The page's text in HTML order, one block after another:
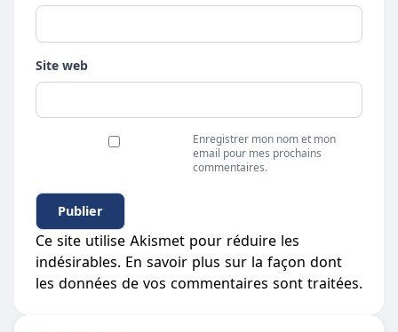
Site web
Enregistrer mon nom et mon
email pour mes prochains
commentaires.
Ce site utilise Akismet pour réduire les
indésirables. En savoir plus sur la façon dont
les données de vos commentaires sont traitées.